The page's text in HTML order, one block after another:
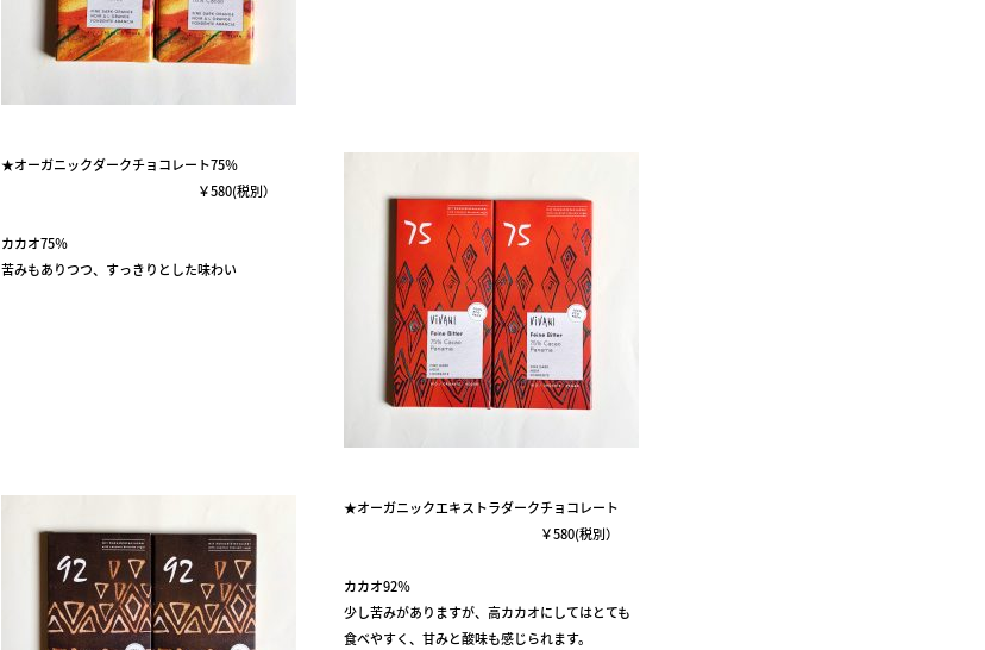
★オーガニックダークチョコレート75％
￥580(税別）
カカオ75％
苦みもありつつ、すっきりとした味わい
★オーガニックエキストラダークチョコレート
￥580(税別）
カカオ92％
少し苦みがありますが、高カカオにしてはとても
食べやすく、甘みと酸味も感じられます。